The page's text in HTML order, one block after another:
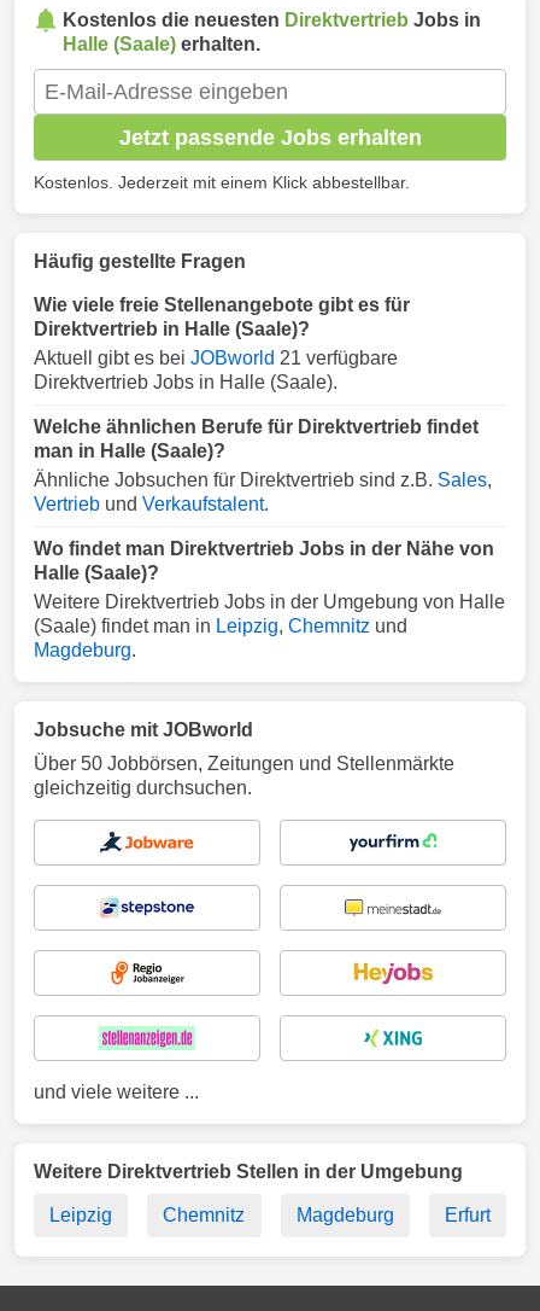
Kostenlos die neuesten Direktvertrieb Jobs in
Halle (Saale) erhalten.
Jetzt passende Jobs erhalten
Kostenlos. Jederzeit mit einem Klick abbestellbar.
Häufig gestellte Fragen
Wie viele freie Stellenangebote gibt es für
Direktvertrieb in Halle (Saale)?
Aktuell gibt es bei JOBworld 21 verfügbare
Direktvertrieb Jobs in Halle (Saale).
Welche ähnlichen Berufe für Direktvertrieb findet
man in Halle (Saale)?
Ähnliche Jobsuchen für Direktvertrieb sind z.B. Sales,
Vertrieb und Verkaufstalent.
Wo findet man Direktvertrieb Jobs in der Nähe von
Halle (Saale)?
Weitere Direktvertrieb Jobs in der Umgebung von Halle
(Saale) findet man in Leipzig, Chemnitz und
Magdeburg.
Jobsuche mit JOBworld
Über 50 Jobbörsen, Zeitungen und Stellenmärkte
gleichzeitig durchsuchen.
und viele weitere ...
Weitere Direktvertrieb Stellen in der Umgebung
Leipzig Chemnitz Magdeburg Erfurt